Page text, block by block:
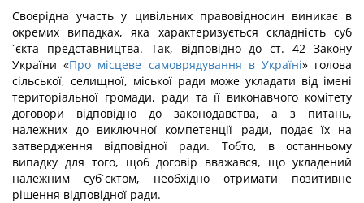
Своєрідна участь у цивільних правовідносин виникає в
окремих випадках, яка характеризується складність суб
´єкта представництва. Так, відповідно до ст. 42 Закону
України «Про місцеве самоврядування в Україні» голова
сільської, селищної, міської ради може укладати від імені
територіальної громади, ради та її виконавчого комітету
договори відповідно до законодавства, а з питань,
належних до виключної компетенції ради, подає їх на
затвердження відповідної ради. Тобто, в останньому
випадку для того, щоб договір вважався, що укладений
належним суб´єктом, необхідно отримати позитивне
рішення відповідної ради.